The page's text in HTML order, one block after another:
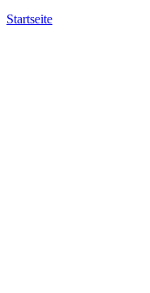
Startseite